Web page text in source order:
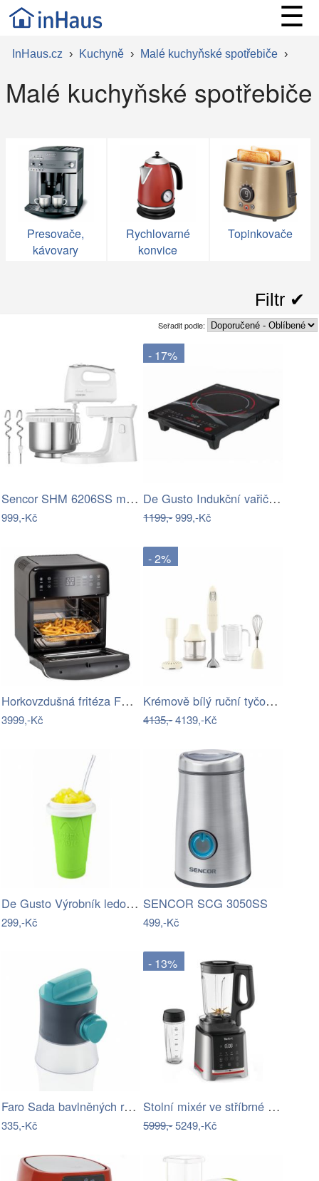
☰
InHaus.cz › Kuchyně › Malé kuchyňské spotřebiče ›
Malé kuchyňské spotřebiče
Presovače,
kávovary
Rychlovarné
konvice
Topinkovače
Filtr ✔︎
Seřadit podle:
Sencor SHM 6206SS mixér s mísou
999,-Kč
- 17%
De Gusto Indukční vařič SAFE TOUCH SM22…
1199,-999,-Kč
Horkovzdušná fritéza FR1200 Concept
3999,-Kč
- 2%
Krémově bílý ruční tyčový mixér SMEG
4135,-4139,-Kč
De Gusto Výrobník ledové tříště
299,-Kč
SENCOR SCG 3050SS
499,-Kč
Faro Sada bavlněných ručníků MARIBELLA…
335,-Kč
- 13%
Stolní mixér ve stříbrné barvě…
5999,-5249,-Kč